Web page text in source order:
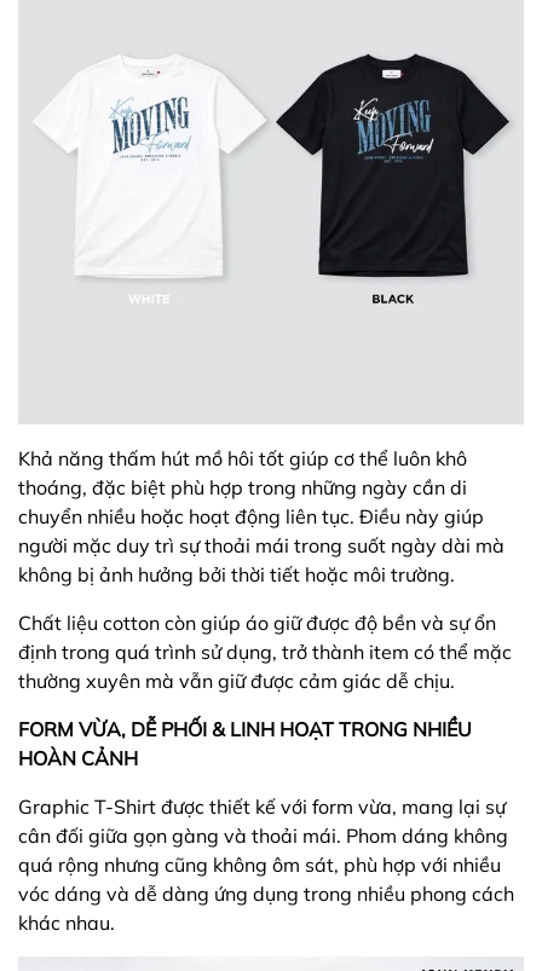
Khả năng thấm hút mồ hôi tốt giúp cơ thể luôn khô
thoáng, đặc biệt phù hợp trong những ngày cần di
chuyển nhiều hoặc hoạt động liên tục. Điều này giúp
người mặc duy trì sự thoải mái trong suốt ngày dài mà
không bị ảnh hưởng bởi thời tiết hoặc môi trường.
Chất liệu cotton còn giúp áo giữ được độ bền và sự ổn
định trong quá trình sử dụng, trở thành item có thể mặc
thường xuyên mà vẫn giữ được cảm giác dễ chịu.
FORM VỪA, DỄ PHỐI & LINH HOẠT TRONG NHIỀU
HOÀN CẢNH
Graphic T-Shirt được thiết kế với form vừa, mang lại sự
cân đối giữa gọn gàng và thoải mái. Phom dáng không
quá rộng nhưng cũng không ôm sát, phù hợp với nhiều
vóc dáng và dễ dàng ứng dụng trong nhiều phong cách
khác nhau.